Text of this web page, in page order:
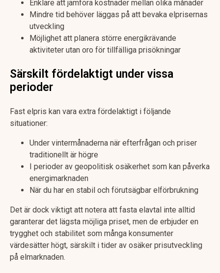
Enklare att jämföra kostnader mellan olika månader
Mindre tid behöver läggas på att bevaka elprisernas
utveckling
Möjlighet att planera större energikrävande
aktiviteter utan oro för tillfälliga prisökningar
Särskilt fördelaktigt under vissa
perioder
Fast elpris kan vara extra fördelaktigt i följande
situationer:
Under vintermånaderna när efterfrågan och priser
traditionellt är högre
I perioder av geopolitisk osäkerhet som kan påverka
energimarknaden
När du har en stabil och förutsägbar elförbrukning
Det är dock viktigt att notera att fasta elavtal inte alltid
garanterar det lägsta möjliga priset, men de erbjuder en
trygghet och stabilitet som många konsumenter
värdesätter högt, särskilt i tider av osäker prisutveckling
på elmarknaden.